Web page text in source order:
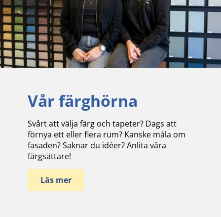
Vår färghörna
Svårt att välja färg och tapeter? Dags att
förnya ett eller flera rum? Kanske måla om
fasaden? Saknar du idéer? Anlita våra
färgsättare!
Läs mer